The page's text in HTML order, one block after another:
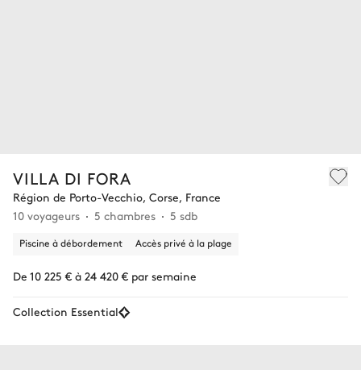
VILLA DI FORA
Région de Porto-Vecchio, Corse, France
10 voyageurs
5 chambres 5 sdb
Piscine à débordement Accès privé à la plage
De 10 225 € à 24 420 € par semaine
Collection Essential